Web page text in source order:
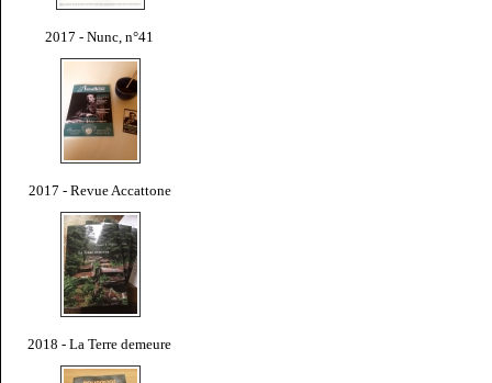
2017 - Nunc, n°41
2017 - Revue Accattone
2018 - La Terre demeure